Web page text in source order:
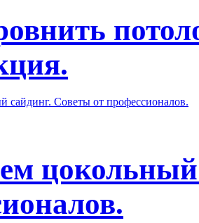
цокольный